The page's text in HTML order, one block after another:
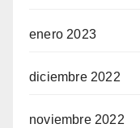
enero 2023
diciembre 2022
noviembre 2022